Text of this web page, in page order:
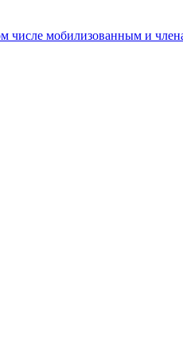
числе мобилизованным и